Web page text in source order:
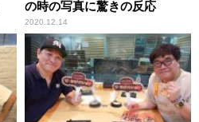
の時の写真に驚きの反応
2020.12.14